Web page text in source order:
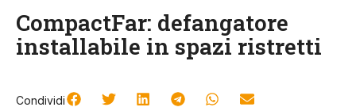
CompactFar: defangatore
installabile in spazi ristretti
Condividi